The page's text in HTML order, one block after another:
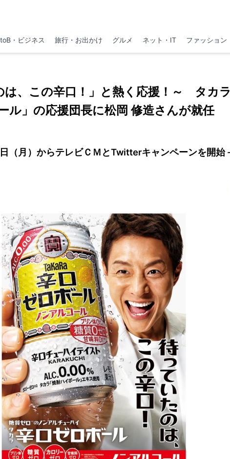
・ビジネス 旅行・お出かけ グルメ ネット・IT ファッション
は、この辛口！」と熱く応援！～ タカ
ル」の応援団長に松岡 修造さんが就任
（月）からテレビＣＭとTwitterキャンペーンを開始